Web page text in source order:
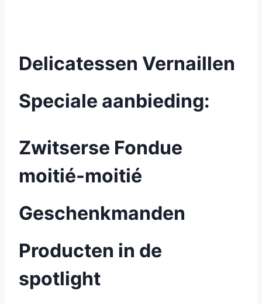
Delicatessen Vernaillen
Speciale aanbieding:
Zwitserse Fondue
moitié-moitié
Geschenkmanden
Producten in de
spotlight